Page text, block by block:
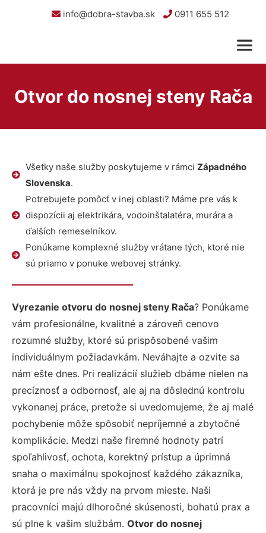
info@dobra-stavba.sk 0911 655 512
Otvor do nosnej steny Rača
Všetky naše služby poskytujeme v rámci Západného
Slovenska.
Potrebujete pomôcť v inej oblasti? Máme pre vás k
dispozícii aj elektrikára, vodoinštalatéra, murára a
ďalších remeselníkov.
Ponúkame komplexné služby vrátane tých, ktoré nie
sú priamo v ponuke webovej stránky.
Vyrezanie otvoru do nosnej steny Rača? Ponúkame
vám profesionálne, kvalitné a zároveň cenovo
rozumné služby, ktoré sú prispôsobené vašim
individuálnym požiadavkám. Neváhajte a ozvite sa
nám ešte dnes. Pri realizácií služieb dbáme nielen na
precíznosť a odbornosť, ale aj na dôslednú kontrolu
vykonanej práce, pretože si uvedomujeme, že aj malé
pochybenie môže spôsobiť nepríjemné a zbytočné
komplikácie. Medzi naše firemné hodnoty patrí
spoľahlivosť, ochota, korektný prístup a úprimná
snaha o maximálnu spokojnosť každého zákazníka,
ktorá je pre nás vždy na prvom mieste. Naši
pracovníci majú dlhoročné skúsenosti, bohatú prax a
sú plne k vašim službám. Otvor do nosnej